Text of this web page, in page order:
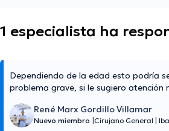
1 especialista ha
Dependiendo de la edad esto podría
problema grave, si le sugiero atención
René Marx Gordillo Villamar
Nuevo miembro Cirujano General